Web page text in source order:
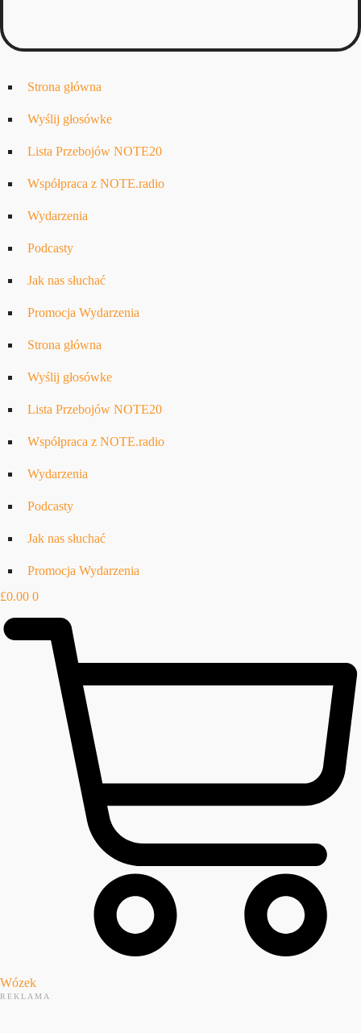
Strona główna
Wyślij głosówke
Lista Przebojów NOTE20
Współpraca z NOTE.radio
Wydarzenia
Podcasty
Jak nas słuchać
Promocja Wydarzenia
Strona główna
Wyślij głosówke
Lista Przebojów NOTE20
Współpraca z NOTE.radio
Wydarzenia
Podcasty
Jak nas słuchać
Promocja Wydarzenia
£0.00 0
Wózek